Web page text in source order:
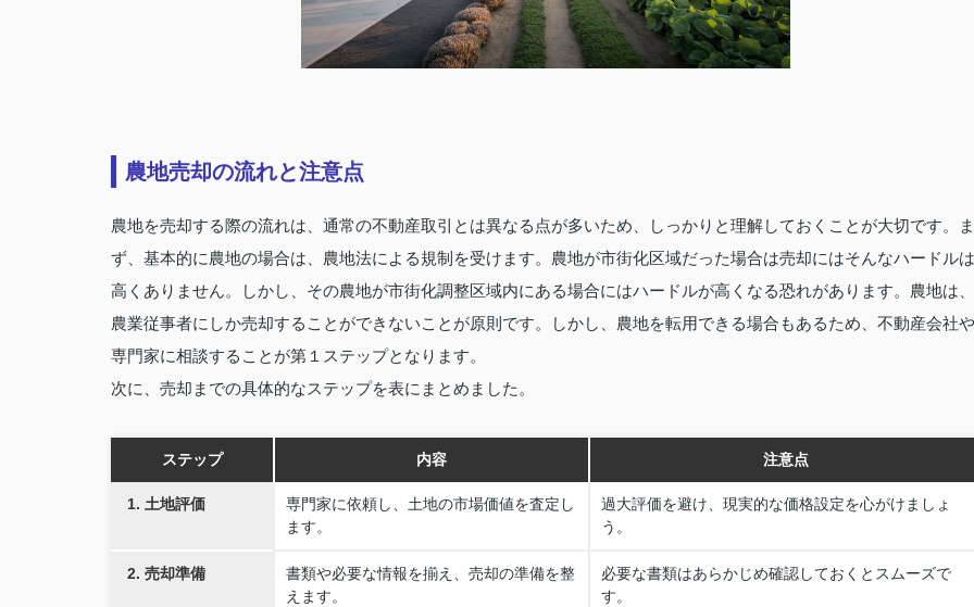
農地売却の流れと注意点
農地を売却する際の流れは、通常の不動産取引とは異なる点が多いため、しっかりと理解しておくことが大切です。ま
ず、基本的に農地の場合は、農地法による規制を受けます。農地が市街化区域だった場合は売却にはそんなハードルは
高くありません。しかし、その農地が市街化調整区域内にある場合にはハードルが高くなる恐れがあります。農地は、
農業従事者にしか売却することができないことが原則です。しかし、農地を転用できる場合もあるため、不動産会社や
専門家に相談することが第１ステップとなります。
次に、売却までの具体的なステップを表にまとめました。
ステップ 内容 注意点
1. 土地評価
専門家に依頼し、土地の市場価値を査定し
ます。
過大評価を避け、現実的な価格設定を心がけましょ
う。
2. 売却準備
書類や必要な情報を揃え、売却の準備を整
えます。
必要な書類はあらかじめ確認しておくとスムーズで
す。